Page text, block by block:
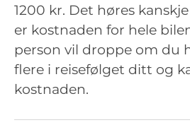
1200 kr. Det høres
er kostnaden for hele
person vil droppe om du
flere i reisefølget ditt og
kostnaden.